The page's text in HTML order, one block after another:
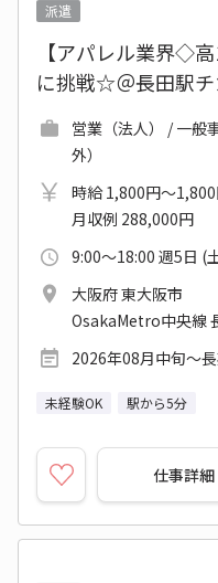
派遣
【アパレル業界◇
に挑戦☆＠長田駅チ
営業（法人） / 一般
外）
時給 1,800円～
月収例 288,000円
9:00～18:00 週5日 (
大阪府 東大阪市
OsakaMetro中央線
2026年08月中旬～
未経験OK 駅から5分
仕事詳細